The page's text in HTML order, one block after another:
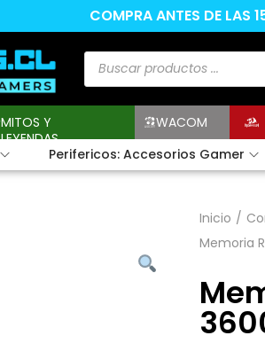
COMPRA ANTES DE LAS
MITOS Y
LEYENDAS
WACOM
Perifericos: Accesorios Gamer
Inicio /
Memoria